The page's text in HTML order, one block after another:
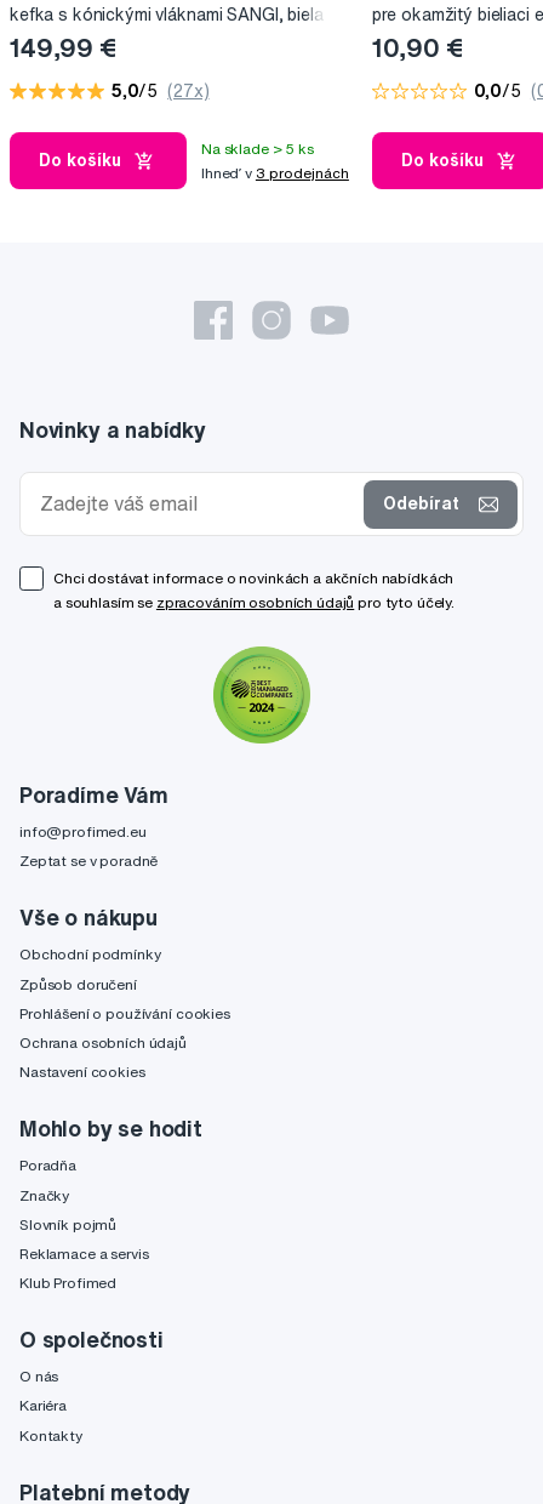
kefka s kónickými vláknami SANGI, biela
149,99 €
5,0/5 (27x)
Do košíku
Na sklade > 5 ks
Ihneď v 3 prodejnách
pre okamžitý bieliaci
10,90 €
0,0/5
Do košíku
Poradíme Vám
info@profimed.eu
Zeptat se v poradně
Vše o nákupu
Obchodní podmínky
Způsob doručení
Prohlášení o používání cookies
Ochrana osobních údajů
Nastavení cookies
Mohlo by se hodit
Poradňa
Značky
Slovník pojmů
Reklamace a servis
Klub Profimed
O společnosti
O nás
Kariéra
Kontakty
Platební metody
Novinky a nabídky
Odebírat
Chci dostávat informace o novinkách a akčních nabídkách
a souhlasím se zpracováním osobních údajů pro tyto účely.